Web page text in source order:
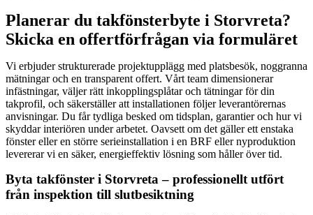
Planerar du takfönsterbyte i Storvreta?
Skicka en offertförfrågan via formuläret
Vi erbjuder strukturerade projektupplägg med platsbesök, noggranna
mätningar och en transparent offert. Vårt team dimensionerar
infästningar, väljer rätt inkopplingsplåtar och tätningar för din
takprofil, och säkerställer att installationen följer leverantörernas
anvisningar. Du får tydliga besked om tidsplan, garantier och hur vi
skyddar interiören under arbetet. Oavsett om det gäller ett enstaka
fönster eller en större serieinstallation i en BRF eller nyproduktion
levererar vi en säker, energieffektiv lösning som håller över tid.
Byta takfönster i Storvreta – professionellt utfört
från inspektion till slutbesiktning